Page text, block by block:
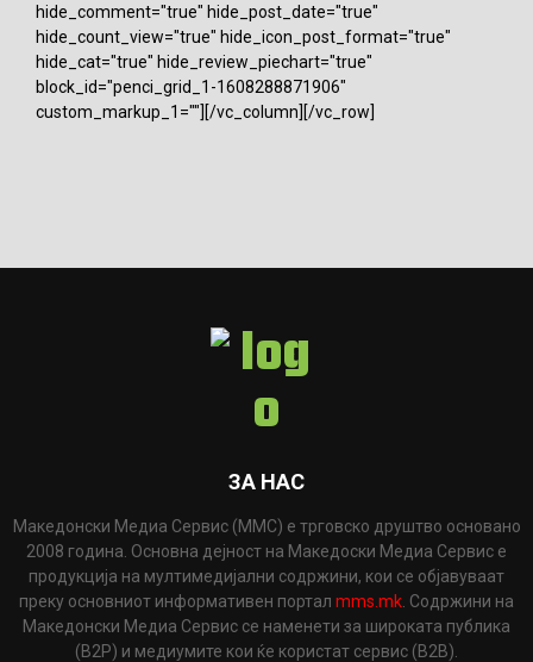
hide_comment="true" hide_post_date="true"
hide_count_view="true" hide_icon_post_format="true"
hide_cat="true" hide_review_piechart="true"
block_id="penci_grid_1-1608288871906"
custom_markup_1=""][/vc_column][/vc_row]
ЗА НАС
Македонски Медиа Сервис (ММС) е трговско друштво основано
2008 година. Основна дејност на Македоски Медиа Сервис е
продукција на мултимедијални содржини, кои се објавуваат
преку основниот информативен портал mms.mk . Содржини на
Македонски Медиа Сервис се наменети за широката публика
(B2P) и медиумите кои ќе користат сервис (B2B).